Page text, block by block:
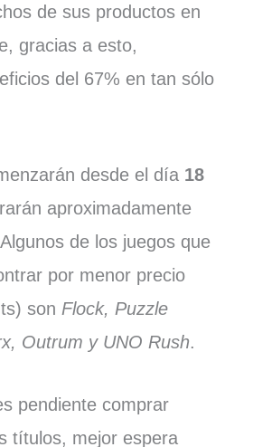
de sus productos en
gracias a esto,
del 67% en tan sólo
desde el día 18
aproximadamente
de los juegos que
por menor precio
son Flock, Puzzle
Outrum y UNO Rush.
pendiente comprar
títulos, mejor espera